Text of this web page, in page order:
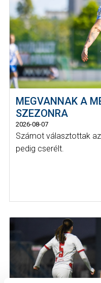
MEGVANNAK A
SZEZONRA
2026-08-07
Számot választottak
pedig cserélt.